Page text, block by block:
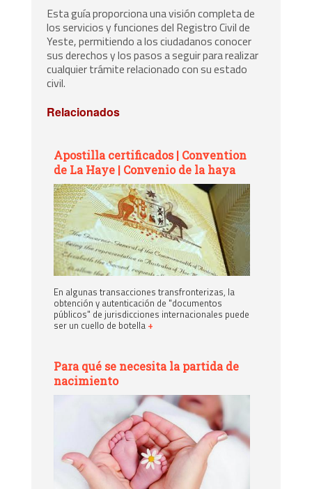
Esta guía proporciona una visión completa de
los servicios y funciones del Registro Civil de
Yeste, permitiendo a los ciudadanos conocer
sus derechos y los pasos a seguir para realizar
cualquier trámite relacionado con su estado
civil.
Relacionados
Apostilla certificados | Convention
de La Haye | Convenio de la haya
En algunas transacciones transfronterizas, la
obtención y autenticación de "documentos
públicos" de jurisdicciones internacionales puede
ser un cuello de botella +
Para qué se necesita la partida de
nacimiento